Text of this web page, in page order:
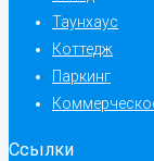
Таунхаус
Коттедж
Паркинг
Ссылки